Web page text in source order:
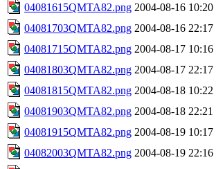
04081615QMTA82.png 2004-08-16 10:20
04081703QMTA82.png 2004-08-16 22:17
04081715QMTA82.png 2004-08-17 10:16
04081803QMTA82.png 2004-08-17 22:17
04081815QMTA82.png 2004-08-18 10:22
04081903QMTA82.png 2004-08-18 22:21
04081915QMTA82.png 2004-08-19 10:17
04082003QMTA82.png 2004-08-19 22:16